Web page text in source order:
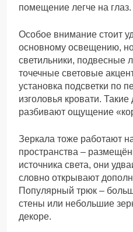
помещение легче на глаз.
Особое внимание стоит
основному освещению,
светильники, подвесные
точечные световые
установка подсветки по
изголовья кровати.
разбивают ощущение
Зеркала тоже работают
пространства –
источника света, они
словно открывают
Популярный трюк –
стены или небольшие
декоре.